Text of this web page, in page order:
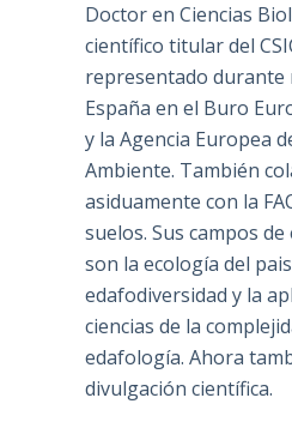
Doctor en Ciencias
científico titular del
representado durante
España en el Buro
y la Agencia Europea
Ambiente. También
asiduamente con la
suelos. Sus campos
son la ecología del
edafodiversidad y la
ciencias de la
edafología. Ahora
divulgación científica.